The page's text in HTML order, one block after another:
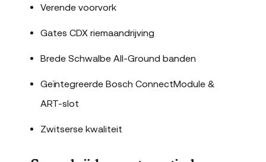
Verende voorvork
Gates CDX riemaandrijving
Brede Schwalbe All-Ground banden
Geïntegreerde Bosch ConnectModule &
ART-slot
Zwitserse kwaliteit